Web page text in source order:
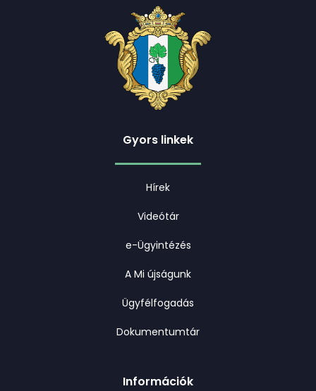
Gyors linkek
Hírek
Videótár
e-Ügyintézés
A Mi újságunk
Ügyfélfogadás
Dokumentumtár
Információk